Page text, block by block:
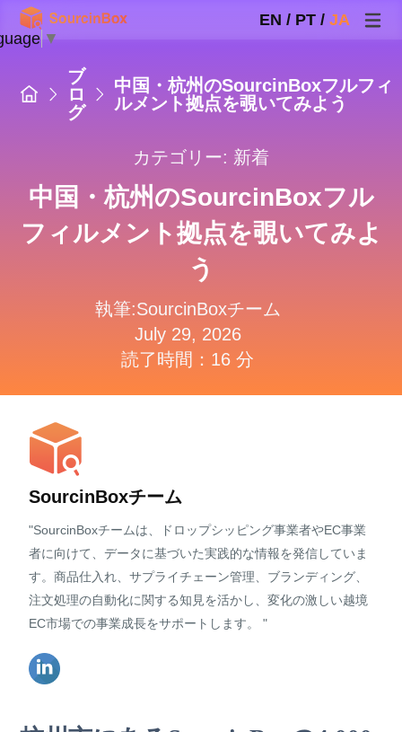
EN / PT / JA
ブ
ロ
グ
中国・杭州のSourcinBoxフルフィ
ルメント拠点を覗いてみよう
カテゴリー: 新着
中国・杭州のSourcinBoxフル
フィルメント拠点を覗いてみよ
う
執筆:SourcinBoxチーム
July 29, 2026
読了時間：16 分
SourcinBoxチーム
"SourcinBoxチームは、ドロップシッピング事業者やEC事業
者に向けて、データに基づいた実践的な情報を発信していま
す。商品仕入れ、サプライチェーン管理、ブランディング、
注文処理の自動化に関する知見を活かし、変化の激しい越境
EC市場での事業成長をサポートします。 "
▼